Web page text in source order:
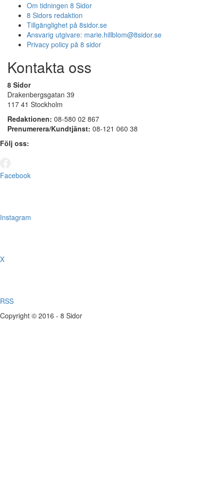
Om tidningen 8 Sidor
8 Sidors redaktion
Tillgänglighet på 8sidor.se
Ansvarig utgivare: marie.hillblom@8sidor.se
Privacy policy på 8 sidor
Kontakta oss
8 Sidor
Drakenbergsgatan 39
117 41 Stockholm
Redaktionen: 08-580 02 867
Prenumerera/Kundtjänst: 08-121 060 38
Följ oss:
Facebook
Instagram
X
RSS
Copyright © 2016 - 8 Sidor